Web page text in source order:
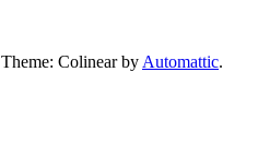
Theme: Colinear by Automattic.